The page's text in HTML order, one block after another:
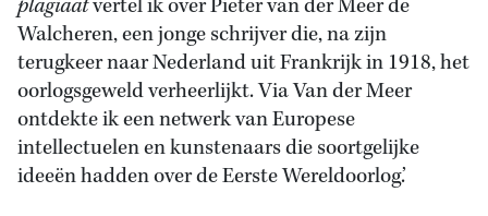
plagiaatvertel ik over Pieter van der Meer de
Walcheren, een jonge schrijver die, na zijn
terugkeer naar Nederland uit Frankrijk in 1918, het
oorlogsgeweld verheerlijkt. Via Van der Meer
ontdekte ik een netwerk van Europese
intellectuelen en kunstenaars die soortgelijke
ideeën hadden over de Eerste Wereldoorlog.’